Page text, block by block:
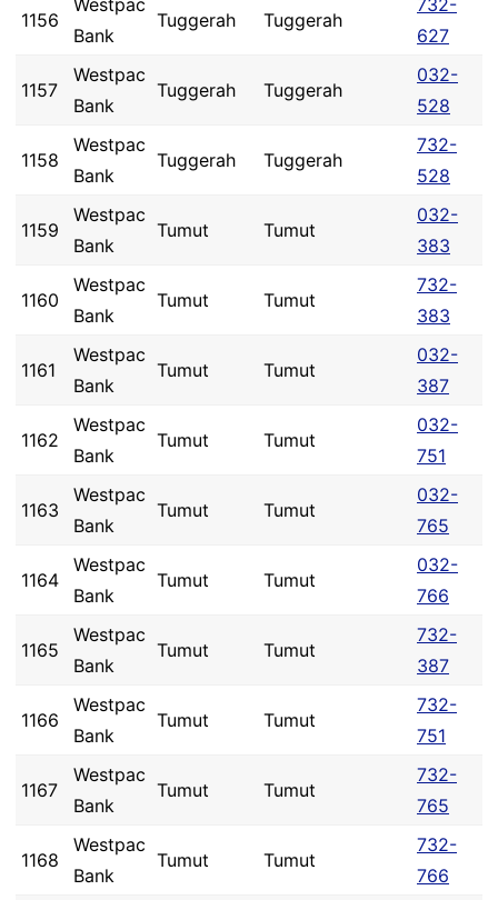
1156
Westpac
Bank
Tuggerah Tuggerah
732-
627
1157
Westpac
Bank
Tuggerah Tuggerah
032-
528
1158
Westpac
Bank
Tuggerah Tuggerah
732-
528
1159
Westpac
Bank
Tumut Tumut
032-
383
1160
Westpac
Bank
Tumut Tumut
732-
383
1161
Westpac
Bank
Tumut Tumut
032-
387
1162
Westpac
Bank
Tumut Tumut
032-
751
1163
Westpac
Bank
Tumut Tumut
032-
765
1164
Westpac
Bank
Tumut Tumut
032-
766
1165
Westpac
Bank
Tumut Tumut
732-
387
1166
Westpac
Bank
Tumut Tumut
732-
751
1167
Westpac
Bank
Tumut Tumut
732-
765
1168
Westpac
Bank
Tumut Tumut
732-
766